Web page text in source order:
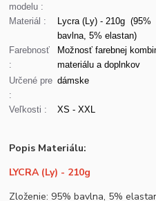
modelu :
Materiál :
Lycra (Ly) - 210g (95%
bavlna, 5% elastan)
Farebnosť
:
Možnosť farebnej
materiálu a doplnkov
Určené pre
:
dámske
Veľkosti : XS - XXL
Popis Materiálu:
LYCRA (Ly) - 210g
Zloženie: 95% bavlna, 5%